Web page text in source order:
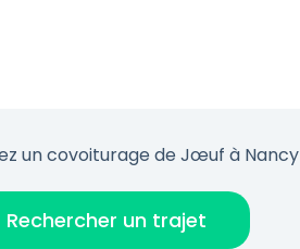
un covoiturage de Jœuf à Nancy
Rechercher un trajet